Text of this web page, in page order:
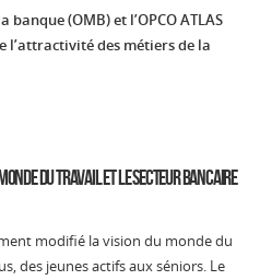
(OMB) et l’OPCO ATLAS
l’attractivité des métiers de la
Du Travail Et Le Secteur Bancaire
modifié la vision du monde du
des jeunes actifs aux séniors. Le